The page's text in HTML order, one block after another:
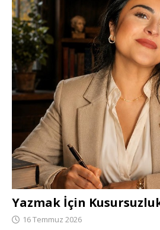
Yazmak İçin
16 Temmuz 2026